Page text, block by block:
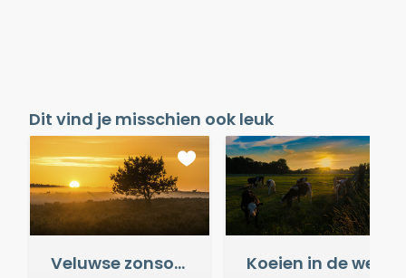
Dit vind je misschien ook leuk
Veluwse zonsopkomst Koeien in de wei